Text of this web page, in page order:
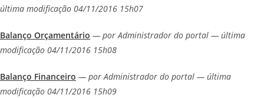
última modificação 04/11/2016 15h07
Balanço Orçamentário — por Administrador do portal — última
modificação 04/11/2016 15h08
Balanço Financeiro — por Administrador do portal — última
modificação 04/11/2016 15h09